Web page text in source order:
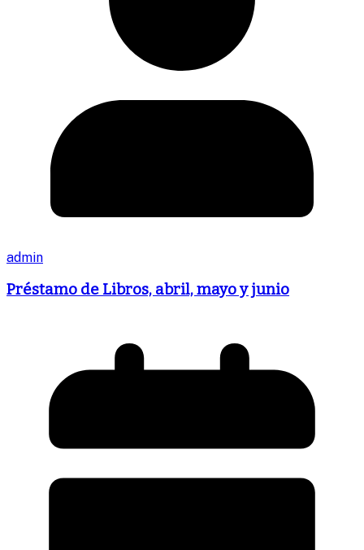
admin
Préstamo de Libros, abril, mayo y junio